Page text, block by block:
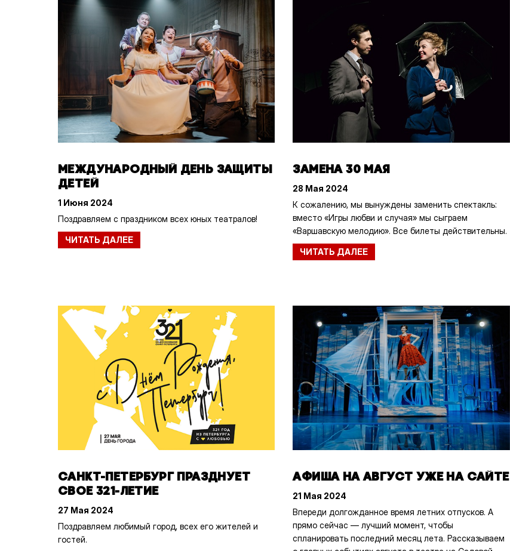
МЕЖДУНАРОДНЫЙ ДЕНЬ ЗАЩИТЫ
ДЕТЕЙ
1 Июня 2024
Поздравляем с праздником всех юных театралов!
ЧИТАТЬ ДАЛЕЕ
ЗАМЕНА 30 МАЯ
28 Мая 2024
К сожалению, мы вынуждены заменить спектакль:
вместо «Игры любви и случая» мы сыграем
«Варшавскую мелодию». Все билеты действительны.
ЧИТАТЬ ДАЛЕЕ
САНКТ-ПЕТЕРБУРГ ПРАЗДНУЕТ
СВОЕ 321-ЛЕТИЕ
27 Мая 2024
Поздравляем любимый город, всех его жителей и
гостей.
АФИША НА АВГУСТ УЖЕ НА САЙТЕ
21 Мая 2024
Впереди долгожданное время летних отпусков. А
прямо сейчас — лучший момент, чтобы
спланировать последний месяц лета. Рассказываем